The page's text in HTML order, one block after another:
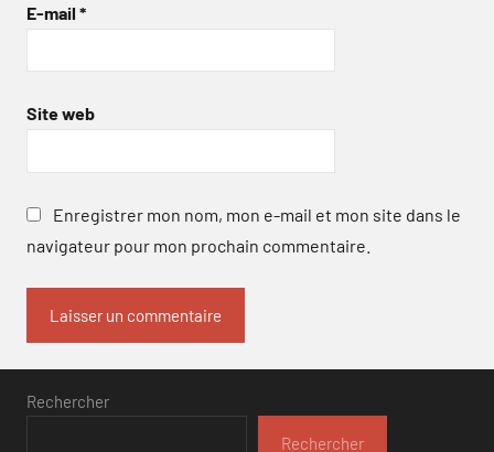
E-mail *
Site web
Enregistrer mon nom, mon e-mail et mon site dans le
navigateur pour mon prochain commentaire.
Rechercher
Rechercher